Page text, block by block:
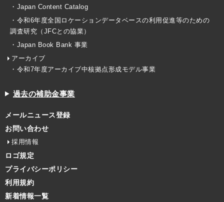
・Japan Content Catalog
・令和6年度全国ロケーションデータベースの利用促進等のための
調査研究（JFCとの協業）
・Japan Book Bank 事業
アーカイブ
・令和7年度アーカイブ中核拠点形成モデル事業
過去の補助金事業
メールニュース登録
お問い合わせ
採用情報
ロゴ規定
プライバシーポリシー
利用規約
新着情報一覧